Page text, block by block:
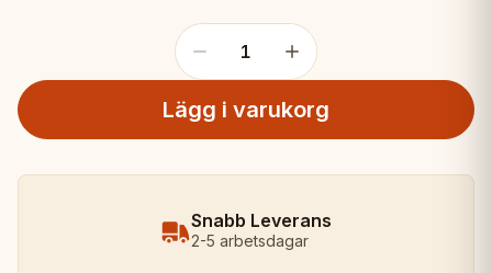
1
Lägg i varukorg
Snabb Leverans
2-5 arbetsdagar